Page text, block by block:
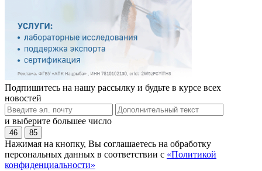
Подпишитесь на нашу рассылку и будьте в курсе всех
новостей
и выберите большее число
46 85
Нажимая на кнопку, Вы соглашаетесь на обработку
персональных данных в соответствии с «Политикой
конфиденциальности»